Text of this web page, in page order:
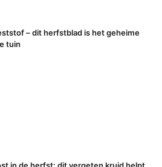
– dit herfstblad is het geheime
tuin